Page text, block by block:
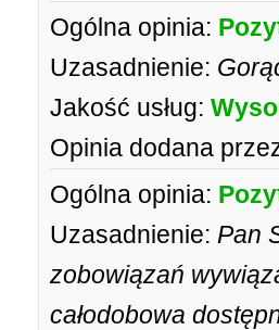
Ogólna opinia:
Uzasadnienie:
Jakość usług:
Opinia dodana
Ogólna opinia:
Uzasadnienie: Pan
zobowiązań
całodobowa